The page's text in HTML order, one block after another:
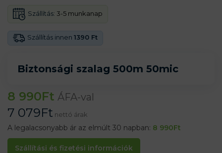
Biztonsági szalag 500m 50mic
Szállítás innen 1390 Ft
Szállítás: 3-5 munkanap
8 990Ft ÁFA-val
7 079Ft nettó árak
A legalacsonyabb ár az elmúlt 30 napban: 8 990Ft
Szállítási és fizetési információk